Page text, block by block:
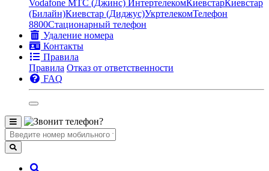
Vodafone МТС (Джинс) ИнтертелекомКиевстарКиевстар
(Билайн)Киевстар (Диджус)УкртелекомТелефон
8800Стационарный телефон
Удаление номера
Контакты
Правила
Правила Отказ от ответственности
FAQ